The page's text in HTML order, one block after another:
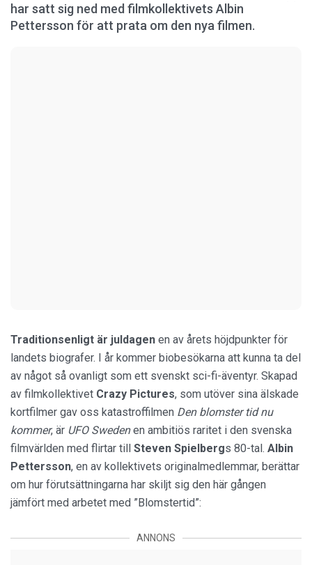
har satt sig ned med filmkollektivets Albin
Pettersson för att prata om den nya filmen.
Traditionsenligt är juldagen en av årets höjdpunkter för
landets biografer. I år kommer biobesökarna att kunna ta del
av något så ovanligt som ett svenskt sci-fi-äventyr. Skapad
av filmkollektivet Crazy Pictures, som utöver sina älskade
kortfilmer gav oss katastroffilmen Den blomster tid nu
kommer, är UFO Swedenen ambitiös raritet i den svenska
filmvärlden med flirtar till Steven Spielbergs 80-tal. Albin
Pettersson, en av kollektivets originalmedlemmar, berättar
om hur förutsättningarna har skiljt sig den här gången
jämfört med arbetet med ”Blomstertid”:
ANNONS